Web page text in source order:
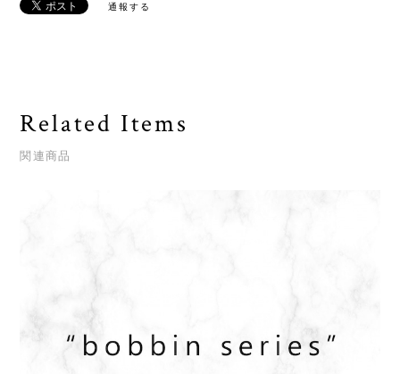
通報する
Related Items
関連商品